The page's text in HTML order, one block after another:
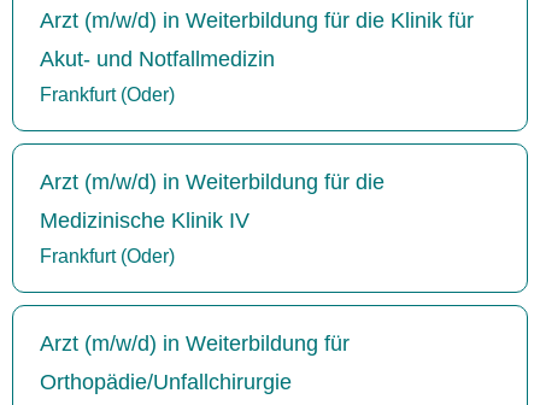
Arzt (m/w/d) in Weiterbildung für die Klinik für
Akut- und Notfallmedizin
Frankfurt (Oder)
Arzt (m/w/d) in Weiterbildung für die
Medizinische Klinik IV
Frankfurt (Oder)
Arzt (m/w/d) in Weiterbildung für
Orthopädie/Unfallchirurgie